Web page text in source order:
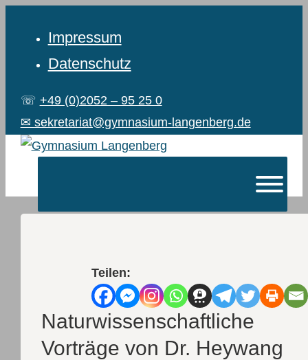
Impressum
Datenschutz
☏ +49 (0)2052 – 95 25 0
✉ sekretariat@gymnasium-langenberg.de
Teilen:
Naturwissenschaftliche
Vorträge von Dr. Heywang